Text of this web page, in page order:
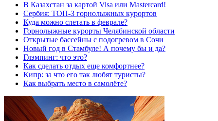
В Казахстан за картой Visa или Masterсard!
Сербия: ТОП-3 горнолыжных курортов
Куда можно слетать в феврале?
Горнолыжные курорты Челябинской области
Открытые бассейны с подогревом в Сочи
Новый год в Стамбуле! А почему бы и да?
Глэмпинг: что это?
Как сделать отдых еще комфортнее?
Кипр: за что его так любят туристы?
Как выбрать место в самолёте?